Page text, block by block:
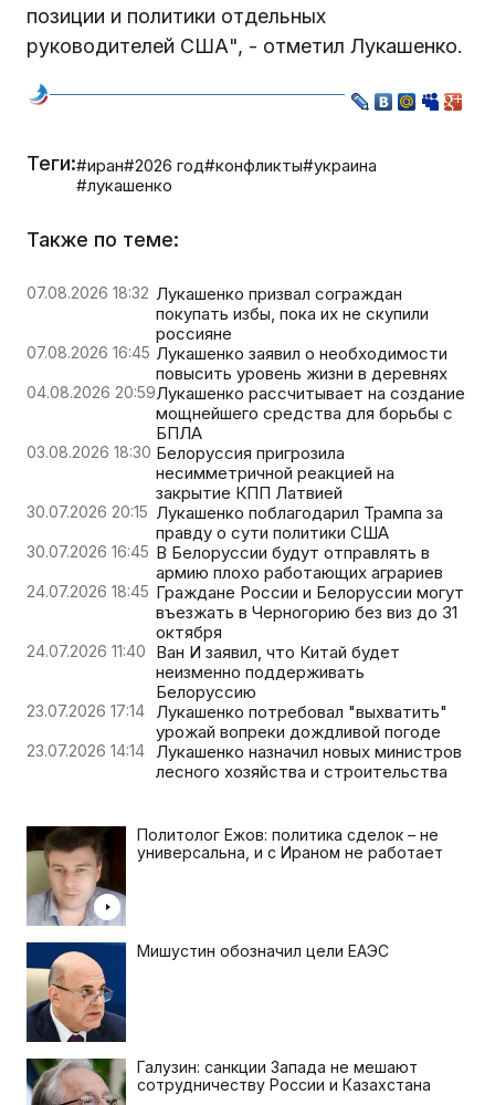
позиции и политики отдельных
руководителей США", - отметил Лукашенко.
Теги:#иран#2026 год#конфликты#украина
#лукашенко
Также по теме:
07.08.2026 18:32 Лукашенко призвал сограждан
покупать избы, пока их не скупили
россияне
07.08.2026 16:45 Лукашенко заявил о необходимости
повысить уровень жизни в деревнях
04.08.2026 20:59Лукашенко рассчитывает на создание
мощнейшего средства для борьбы с
БПЛА
03.08.2026 18:30 Белоруссия пригрозила
несимметричной реакцией на
закрытие КПП Латвией
30.07.2026 20:15 Лукашенко поблагодарил Трампа за
правду о сути политики США
30.07.2026 16:45 В Белоруссии будут отправлять в
армию плохо работающих аграриев
24.07.2026 18:45 Граждане России и Белоруссии могут
въезжать в Черногорию без виз до 31
октября
24.07.2026 11:40
Ван И заявил, что Китай будет
неизменно поддерживать
Белоруссию
23.07.2026 17:14
Лукашенко потребовал "выхватить"
урожай вопреки дождливой погоде
23.07.2026 14:14
Лукашенко назначил новых министров
лесного хозяйства и строительства
Политолог Ежов: политика сделок – не
универсальна, и с Ираном не работает
Мишустин обозначил цели ЕАЭС
Галузин: санкции Запада не мешают
сотрудничеству России и Казахстана